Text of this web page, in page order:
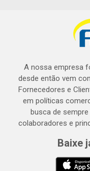
A nossa empresa
desde então vem
Fornecedores e
em políticas
busca de
colaboradores e
Baixe